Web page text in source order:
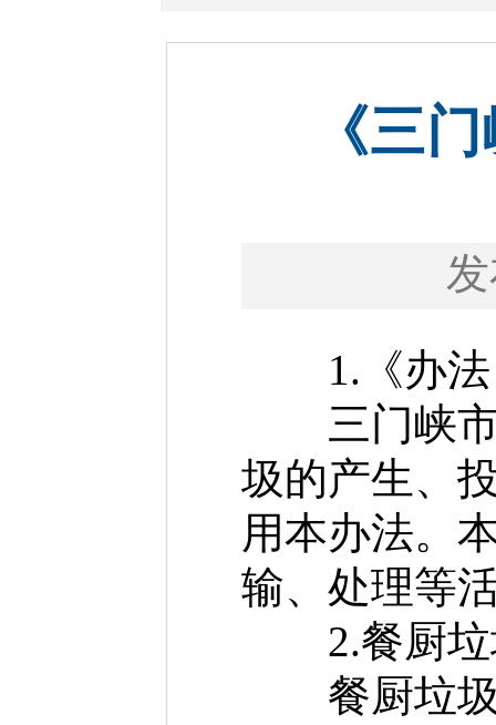
《三
1.《办法
三门峡市
圾的产生、
用本办法。
输、处理等
2.餐厨垃
餐厨垃圾